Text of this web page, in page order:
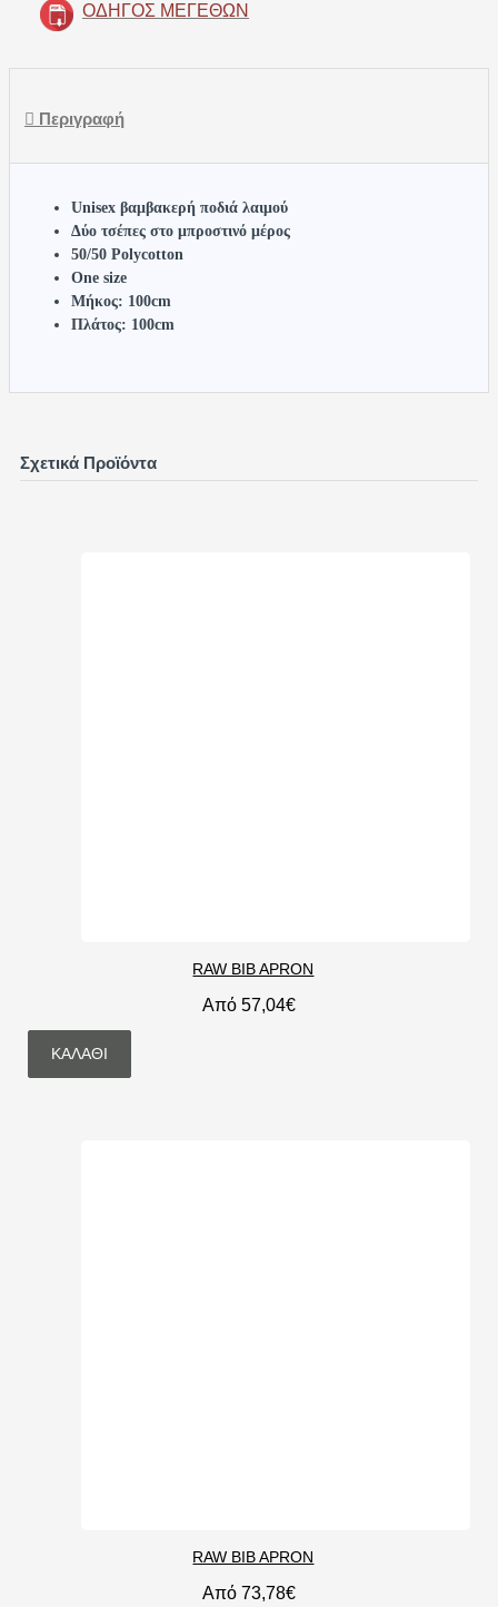
ΟΔΗΓΌΣ ΜΕΓΕΘΏΝ
Περιγραφή
Unisex βαμβακερή ποδιά λαιμού
Δύο τσέπες στο μπροστινό μέρος
50/50 Polycotton
One size
Μήκος: 100cm
Πλάτος: 100cm
Σχετικά Προϊόντα
RAW BIB APRON
Από 57,04€
ΚΑΛΆΘΙ
RAW BIB APRON
Από 73,78€